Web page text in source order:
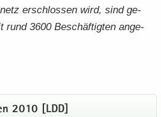
er­schlos­sen wird, sind ge­
rund 3600 Be­schäf­tig­ten an­ge­
2010 [LDD]